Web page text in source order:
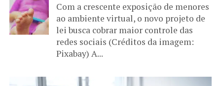
Com a crescente exposição de menores
ao ambiente virtual, o novo projeto de
lei busca cobrar maior controle das
redes sociais (Créditos da imagem:
Pixabay) A...